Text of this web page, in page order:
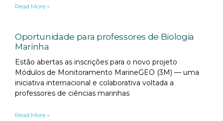
Read More »
Oportunidade para professores de Biologia
Marinha
Estão abertas as inscrições para o novo projeto
Módulos de Monitoramento MarineGEO (3M) — uma
iniciativa internacional e colaborativa voltada a
professores de ciências marinhas
Read More »